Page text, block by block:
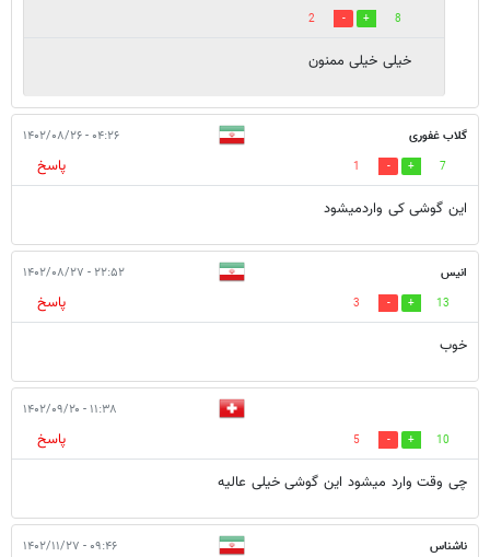
8
2
خیلی خیلی ممنون
گلاب غفوری ۰۴:۲۶ - ۱۴۰۲/۰۸/۲۶
7
1
پاسخ
این گوشی کی واردمیشود
انیس ۲۲:۵۲ - ۱۴۰۲/۰۸/۲۷
13
3
پاسخ
خوب
۱۱:۳۸ - ۱۴۰۲/۰۹/۲۰
10
5
پاسخ
چی وقت وارد میشود این گوشی خیلی عالیه
ناشناس ۰۹:۴۶ - ۱۴۰۲/۱۱/۲۷